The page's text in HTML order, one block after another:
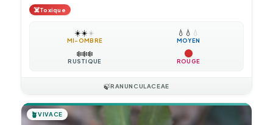
☠️Toxique
☀️☀️☀️
MI-OMBRE
💧 💧 💧
MOYEN
❄️❄️❄️
RUSTIQUE ROUGE
🍃RANUNCULACEAE
🪴VIVACE